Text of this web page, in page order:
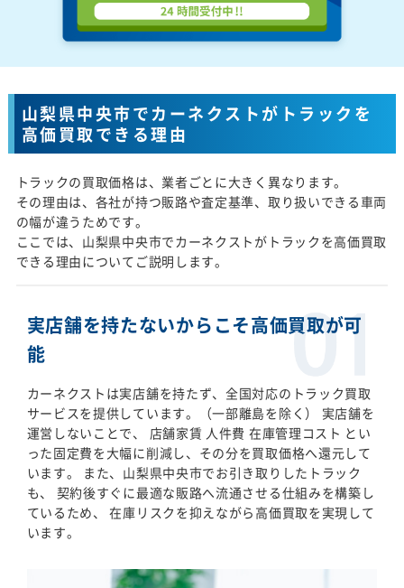
山梨県中央市でカーネクストがトラックを
高価買取できる理由
トラックの買取価格は、業者ごとに大きく異なります。
その理由は、各社が持つ販路や査定基準、取り扱いできる車両
の幅が違うためです。
ここでは、山梨県中央市でカーネクストがトラックを高価買取
できる理由についてご説明します。
実店舗を持たないからこそ高価買取が可
能
カーネクストは実店舗を持たず、全国対応のトラック買取
サービスを提供しています。（一部離島を除く） 実店舗を
運営しないことで、 店舗家賃 人件費 在庫管理コスト とい
った固定費を大幅に削減し、その分を買取価格へ還元して
います。 また、山梨県中央市でお引き取りしたトラック
も、 契約後すぐに最適な販路へ流通させる仕組みを構築し
ているため、 在庫リスクを抑えながら高価買取を実現して
います。